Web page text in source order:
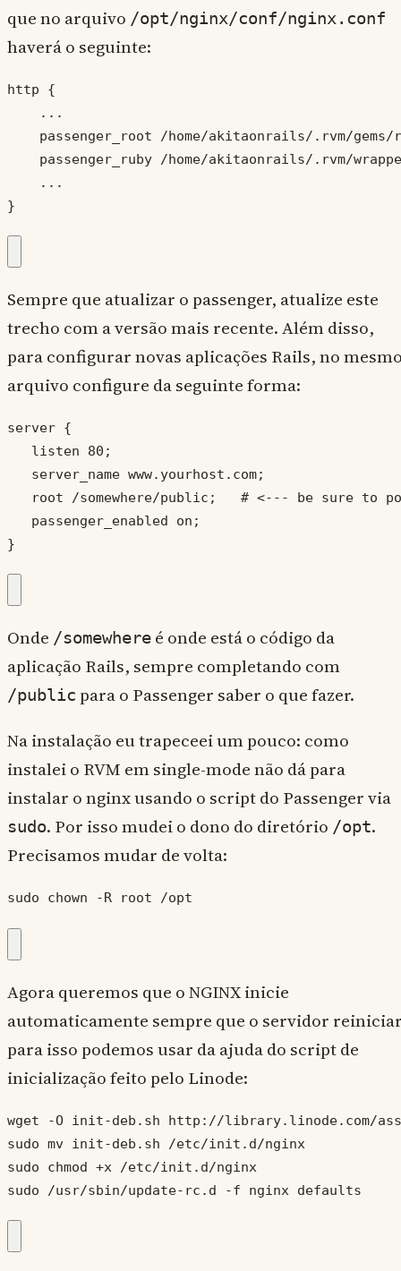
que no arquivo /opt/nginx/conf/nginx.conf
haverá o seguinte:
http {
    ...
passenger_root /home/akitaonrails/.rvm/
passenger_ruby /home/akitaonrails/.rvm/
    ...
}
Sempre que atualizar o passenger, atualize este
trecho com a versão mais recente. Além disso,
para configurar novas aplicações Rails, no
arquivo configure da seguinte forma:
server {
   listen 80;
   server_name www.yourhost.com;
root /somewhere/public;   # <--- be sure to
   passenger_enabled on;
}
Onde /somewhere é onde está o código da
aplicação Rails, sempre completando com
/public para o Passenger saber o que fazer.
Na instalação eu trapeceei um pouco: como
instalei o RVM em single-mode não dá para
instalar o nginx usando o script do Passenger via
sudo. Por isso mudei o dono do diretório /opt.
Precisamos mudar de volta:
sudo chown -R root /opt
Agora queremos que o NGINX inicie
automaticamente sempre que o servidor
para isso podemos usar da ajuda do script de
inicialização feito pelo Linode:
wget -O init-deb.sh http://library.linode.com/
sudo mv init-deb.sh /etc/init.d/nginx
sudo chmod +x /etc/init.d/nginx
sudo /usr/sbin/update-rc.d -f nginx defaults